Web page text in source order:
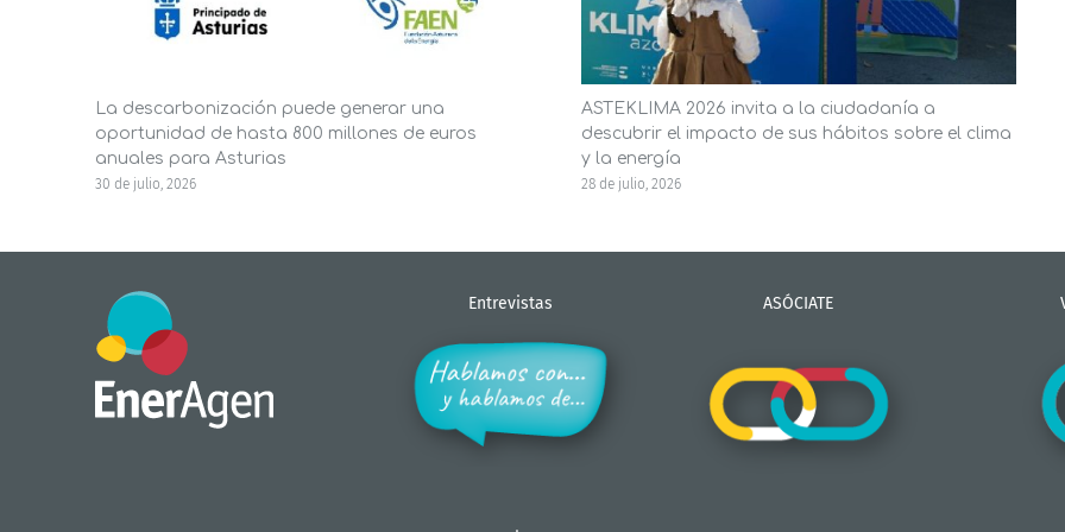
La descarbonización puede generar una
oportunidad de hasta 800 millones de euros
anuales para Asturias
30 de julio, 2026
ASTEKLIMA 2026 invita a la ciudadanía a
descubrir el impacto de sus hábitos sobre el clima
y la energía
28 de julio, 2026
Entrevistas ASÓCIATE